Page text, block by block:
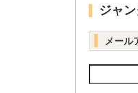
ジャ
メール